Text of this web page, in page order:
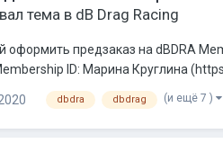
тема в dB Drag Racing
оформить предзаказ на dBDRA
ID: Марина Круглина
dbdra dbdrag (и ещё 7 )